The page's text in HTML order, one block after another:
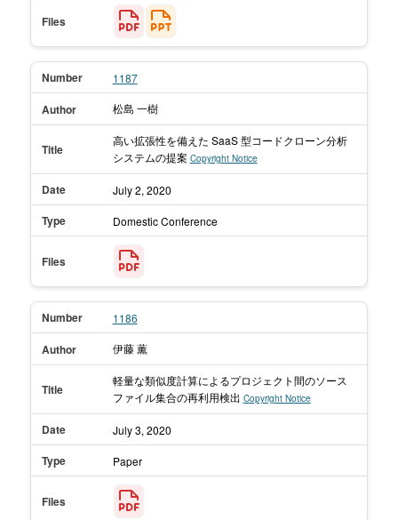
Files
Number 1187
Author 松島 一樹
Title
高い拡張性を備えた SaaS 型コードクローン分析
システムの提案 Copyright Notice
Date July 2, 2020
Type Domestic Conference
Files
Number 1186
Author 伊藤 薫
Title
軽量な類似度計算によるプロジェクト間のソース
ファイル集合の再利用検出 Copyright Notice
Date July 3, 2020
Type Paper
Files